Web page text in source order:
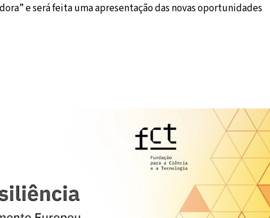
e será feita uma apresentação das novas oportunidades